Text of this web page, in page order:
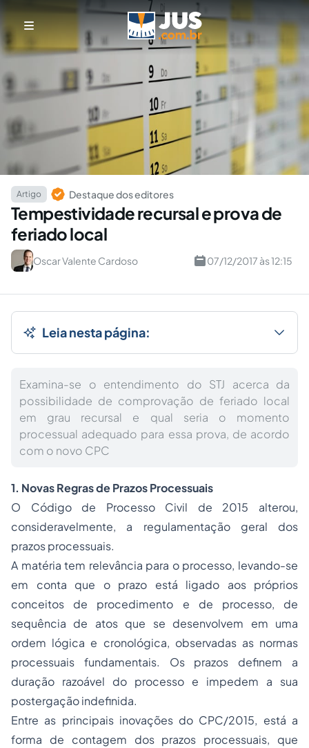
Artigo Destaque dos editores
Tempestividade recursal e prova de
feriado local
Oscar Valente Cardoso 07/12/2017 às 12:15
Leia nesta página:
Examina-se o entendimento do STJ acerca da
possibilidade de comprovação de feriado local
em grau recursal e qual seria o momento
processual adequado para essa prova, de acordo
com o novo CPC
1. Novas Regras de Prazos Processuais
O Código de ProcessoCivil de 2015 alterou,
consideravelmente, a regulamentação geral dos
prazos processuais.
A matéria tem relevância para o processo, levando-se
em conta que o prazo está ligado aos próprios
conceitos de procedimento e de processo, de
sequência de atos que se desenvolvem em uma
ordem lógica e cronológica, observadas as normas
processuais fundamentais. Os prazos definem a
duração razoável do processo e impedem a sua
postergação indefinida.
Entre as principais inovações do CPC/2015, está a
forma de contagem dos prazos processuais, que